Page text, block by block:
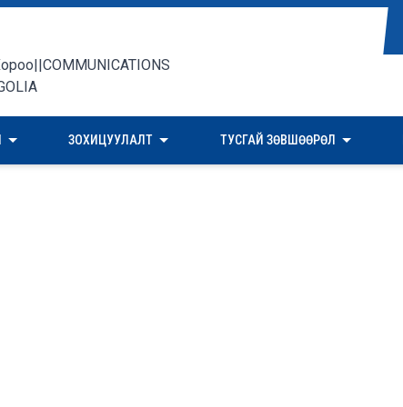
ЗОХИЦУУЛАЛТ ТУСГАЙ ЗӨВШӨӨРӨЛ